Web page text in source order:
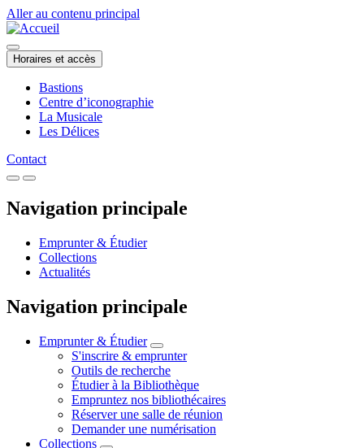
Aller au contenu principal
Horaires et accès
Bastions
Centre d’iconographie
La Musicale
Les Délices
Contact
Navigation principale
Emprunter & Étudier
Collections
Actualités
Navigation principale
Emprunter & Étudier
S'inscrire & emprunter
Outils de recherche
Étudier à la Bibliothèque
Empruntez nos bibliothécaires
Réserver une salle de réunion
Demander une numérisation
Collections